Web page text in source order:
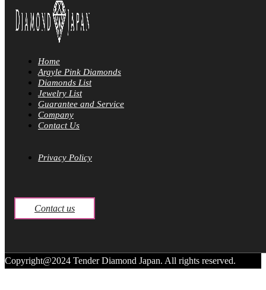
Home
Argyle Pink Diamonds
Diamonds List
Jewelry List
Guarantee and Service
Company
Contact Us
Privacy Policy
Contact us
Copyright@2024 Tender Diamond Japan. All rights reserved.